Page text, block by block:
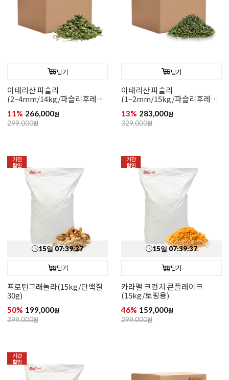
담기
이태리산 파슬리
(2~4mm/14kg/파슬리후레이
11% 266,000원
299,000원
담기
이태리산 파슬리
(1~2mm/15kg/파슬리후레이
13% 283,000원
329,000원
기간
할인
15일07:39:35
담기
프로틴그래놀라(15kg/단백질
30g)
50% 199,000원
399,000원
기간
할인
15일 07:39:35
담기
카라멜 크런치 콘플레이크
(15kg/토핑용)
46% 159,000원
299,000원
기간
할인